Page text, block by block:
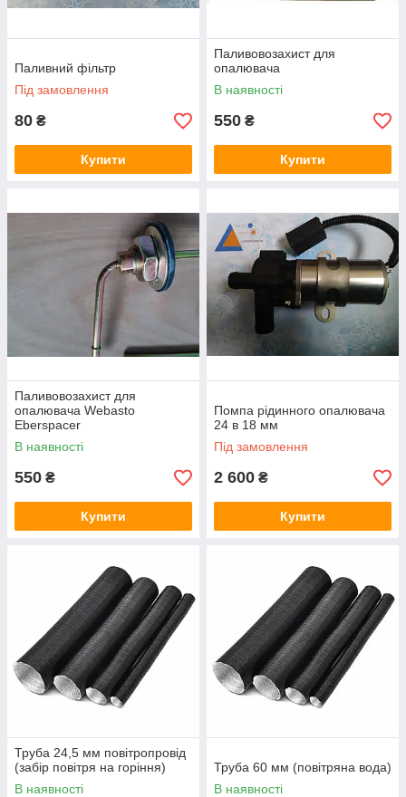
Паливний фільтр
Під замовлення
80 ₴
Купити
Паливовозахист для
опалювача
В наявності
550 ₴
Купити
Паливовозахист для
опалювача Webasto
Eberspacer
В наявності
550 ₴
Купити
Помпа рідинного опалювача
24 в 18 мм
Під замовлення
2 600 ₴
Купити
Труба 24,5 мм повітропровід
(забір повітря на горіння)
В наявності
Труба 60 мм (повітряна вода)
В наявності